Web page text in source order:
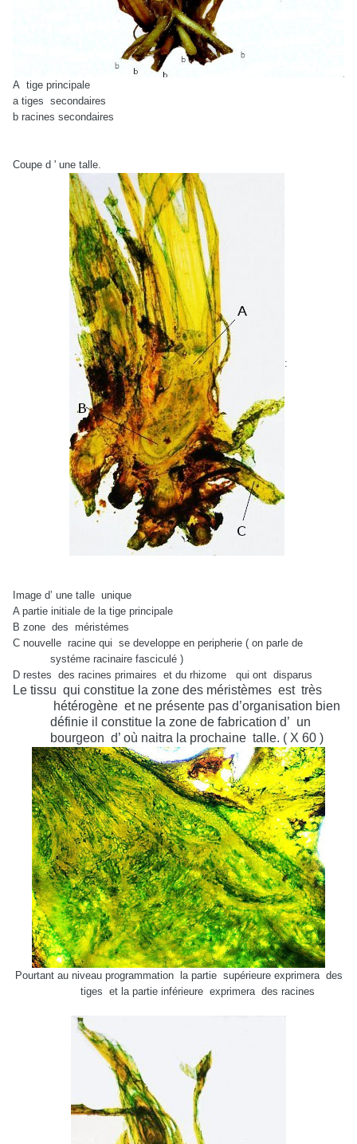
A tige principale
a tiges secondaires
b racines secondaires
Coupe d ' une talle.
:
Image d’ une talle unique
A partie initiale de la tige principale
B zone des
méristémes
C nouvelle racine qui se developpe en peripherie ( on parle de
systéme racinaire fasciculé )
D restes des racines primaires et du rhizome qui ont disparus
Le tissu qui constitue la zone des méristèmes est très
hétérogène et ne présente pas d’organisation bien
définie il constitue la zone de fabrication d’ un
bourgeon d’ où naitra la prochaine talle. ( X 60 )
Pourtant au niveau programmation la partie supérieure exprimera des
tiges et la partie inférieure exprimera des racines